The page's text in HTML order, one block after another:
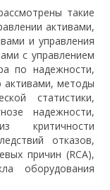
такие
активами,
и управления
с управлением
по надежности,
активами, методы
статистики,
надежности,
критичности
отказов,
причин (RCA),
оборудования